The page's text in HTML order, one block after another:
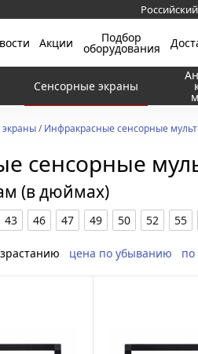
Акции Подбор
оборудования
Сенсорные экраны
/Инфракрасные сенсорные
сенсорные
(в дюймах)
43 46 47 49 50 52 55
цена по убыванию по